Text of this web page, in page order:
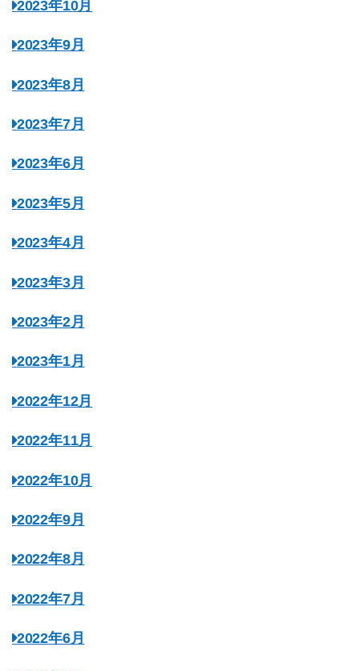
2023年10月
2023年9月
2023年8月
2023年7月
2023年6月
2023年5月
2023年4月
2023年3月
2023年2月
2023年1月
2022年12月
2022年11月
2022年10月
2022年9月
2022年8月
2022年7月
2022年6月